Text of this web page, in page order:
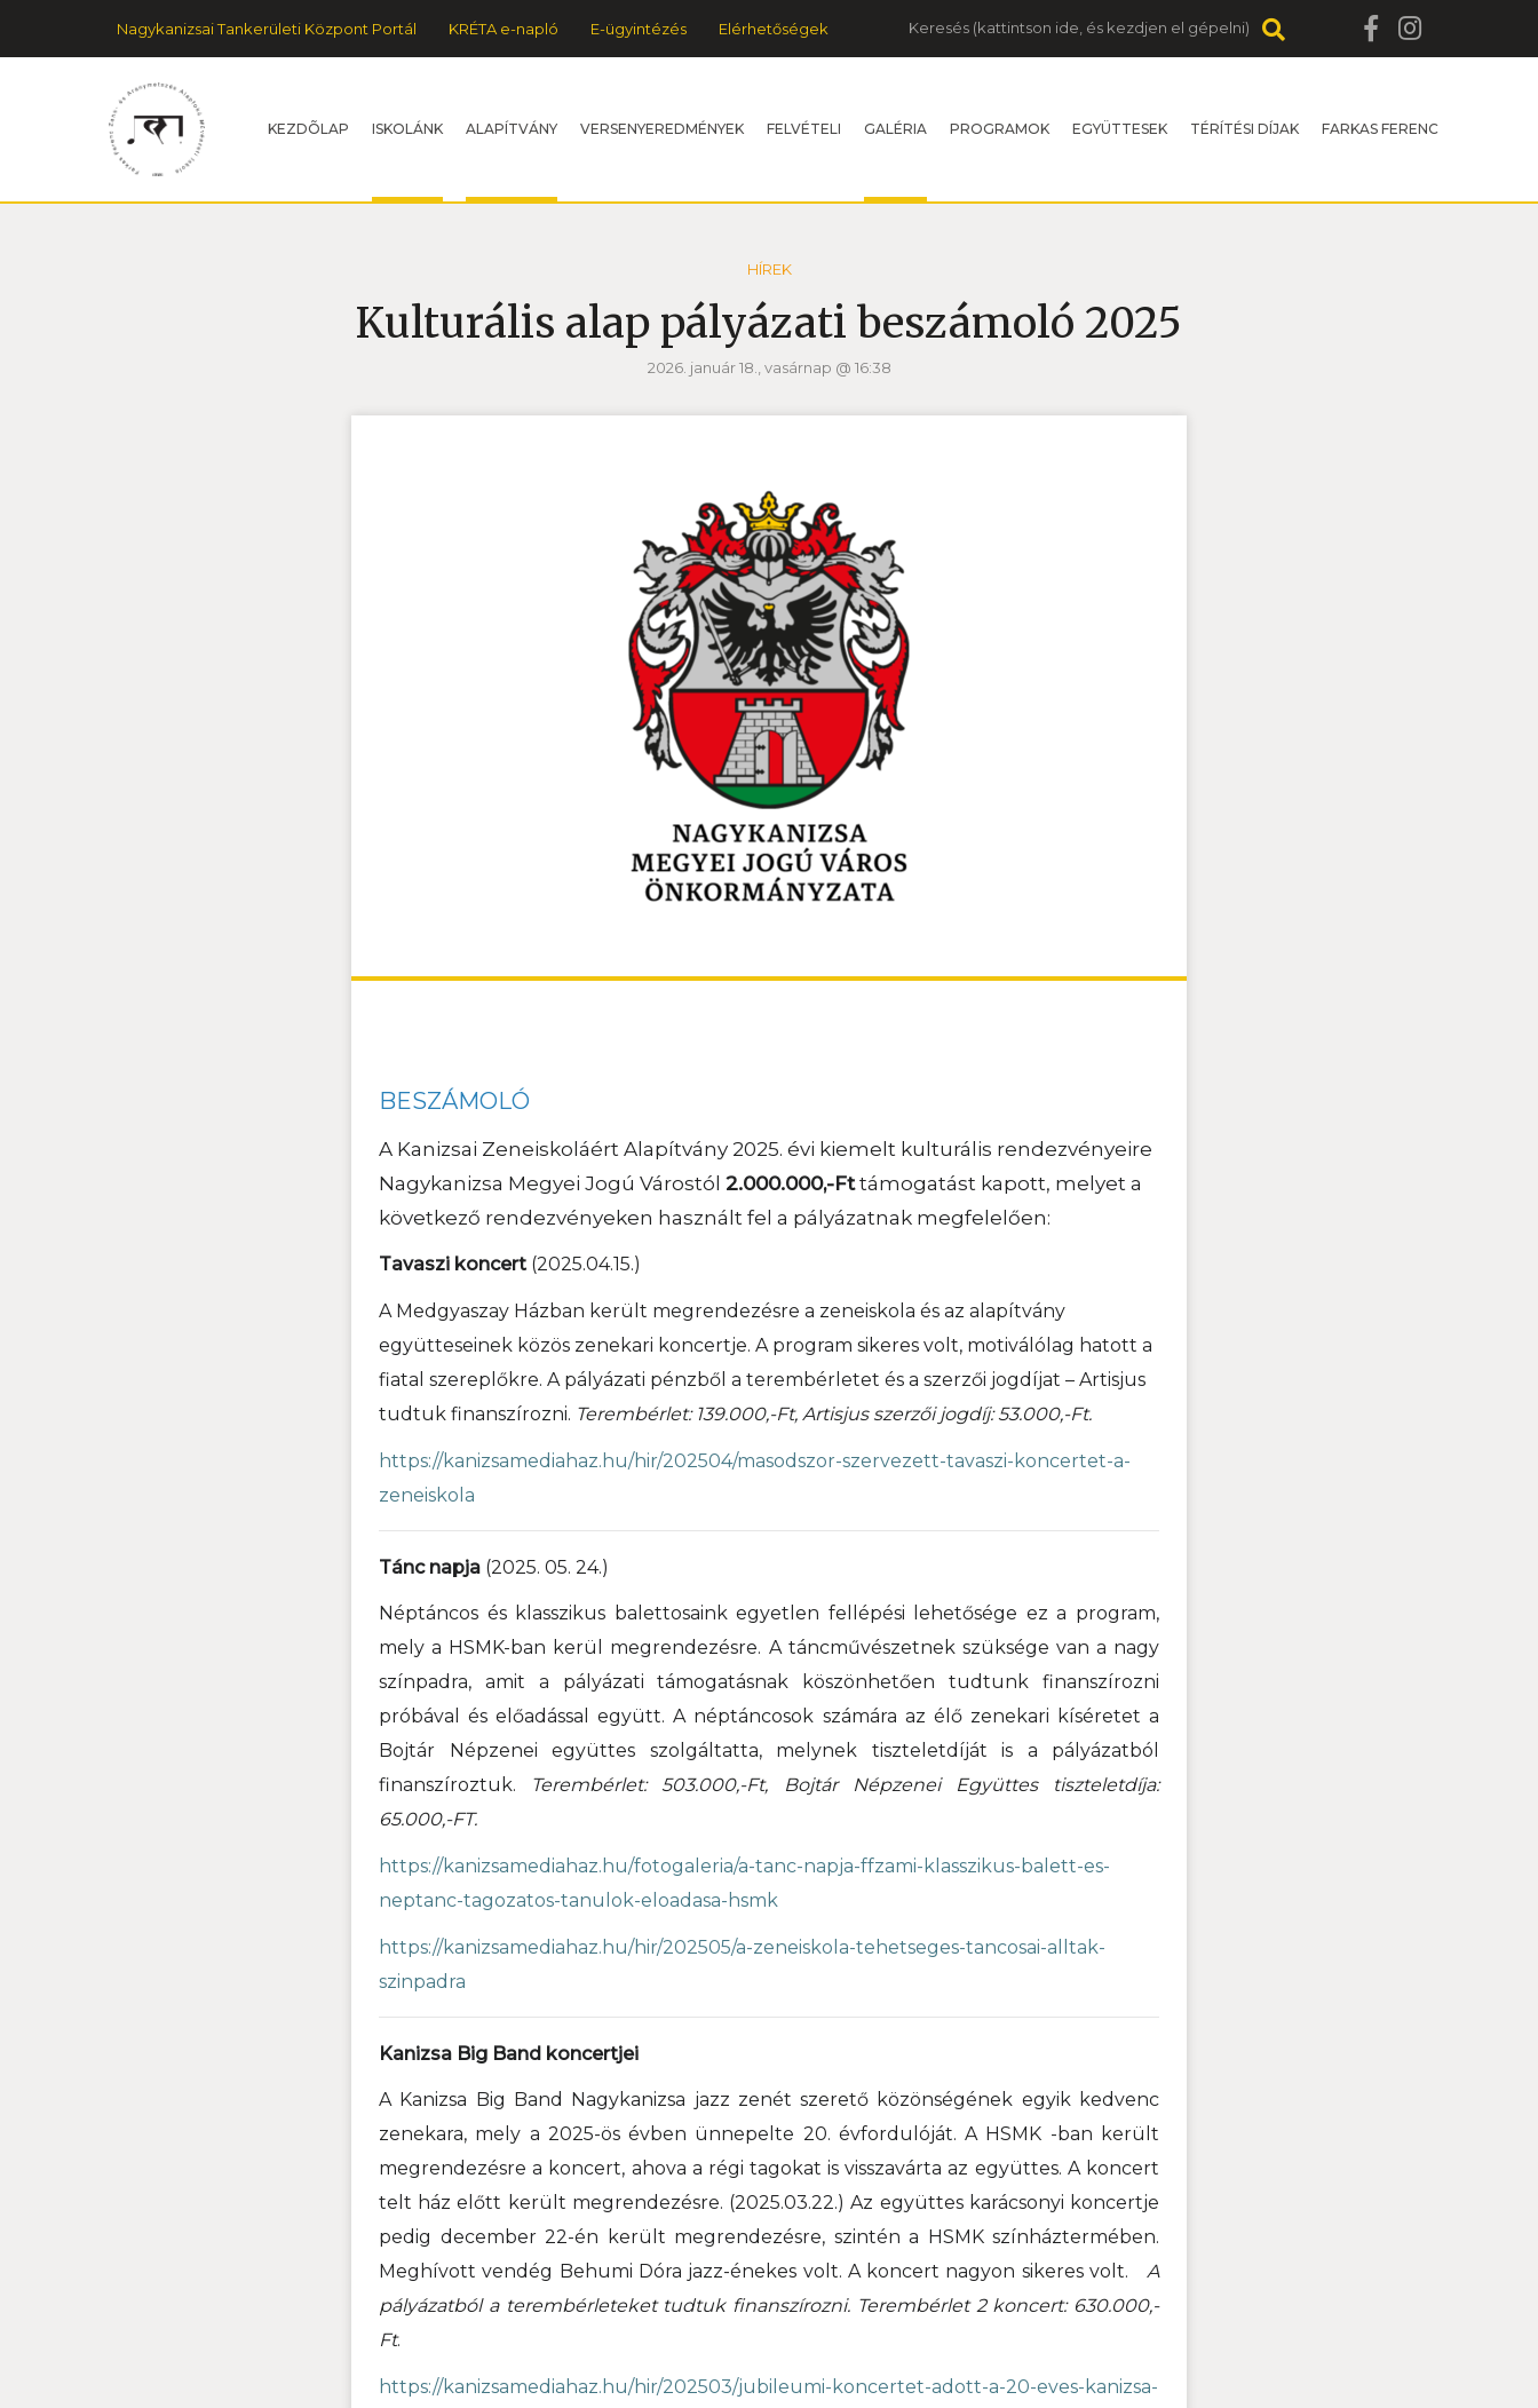
Nagykanizsai Tankerületi Központ Portál KRÉTA e-napló E-ügyintézés Elérhetőségek Keresés
KEZDÕLAP ISKOLÁNK ALAPÍTVÁNY VERSENYEREDMÉNYEK FELVÉTELI GALÉRIA PROGRAMOK EGYÜTTESEK TÉRÍTÉSI DÍJAK FARKAS FERENC
HÍREK
Kulturális alap pályázati beszámoló 2025
2026. január 18., vasárnap @ 16:38
BESZÁMOLÓ
A Kanizsai Zeneiskoláért Alapítvány 2025. évi kiemelt kulturális rendezvényeire
Nagykanizsa Megyei Jogú Várostól 2.000.000,-Fttámogatást kapott, melyet a
következő rendezvényeken használt fel a pályázatnak megfelelően:
Tavaszi koncert (2025.04.15.)
A Medgyaszay Házban került megrendezésre a zeneiskola és az alapítvány
együtteseinek közös zenekari koncertje. A program sikeres volt, motiválólag hatott a
fiatal szereplőkre. A pályázati pénzből a terembérletet és a szerzői jogdíjat – Artisjus
tudtuk finanszírozni. Terembérlet: 139.000,-Ft, Artisjus szerzői jogdíj: 53.000,-Ft.
https://kanizsamediahaz.hu/hir/202504/masodszor-szervezett-tavaszi-koncertet-a-
zeneiskola
Tánc napja (2025. 05. 24.)
Néptáncos és klasszikus balettosaink egyetlen fellépési lehetősége ez a program,
mely a HSMK-ban kerül megrendezésre. A táncművészetnek szüksége van a nagy
színpadra, amit a pályázati támogatásnak köszönhetően tudtunk finanszírozni
próbával és előadással együtt. A néptáncosok számára az élő zenekari kíséretet a
Bojtár Népzenei együttes szolgáltatta, melynek tiszteletdíját is a pályázatból
finanszíroztuk. Terembérlet: 503.000,-Ft, Bojtár Népzenei Együttes tiszteletdíja:
65.000,-FT.
https://kanizsamediahaz.hu/fotogaleria/a-tanc-napja-ffzami-klasszikus-balett-es-
neptanc-tagozatos-tanulok-eloadasa-hsmk
https://kanizsamediahaz.hu/hir/202505/a-zeneiskola-tehetseges-tancosai-alltak-
szinpadra
Kanizsa Big Band koncertjei
A Kanizsa Big Band Nagykanizsa jazz zenét szerető közönségének egyik kedvenc
zenekara, mely a 2025-ös évben ünnepelte 20. évfordulóját. A HSMK -ban került
megrendezésre a koncert, ahova a régi tagokat is visszavárta az együttes. A koncert
telt ház előtt került megrendezésre. (2025.03.22.) Az együttes karácsonyi koncertje
pedig december 22-én került megrendezésre, szintén a HSMK színháztermében.
Meghívott vendég Behumi Dóra jazz-énekes volt. A koncert nagyon sikeres volt.
A
pályázatból a terembérleteket tudtuk finanszírozni. Terembérlet 2 koncert: 630.000,-
Ft.
https://kanizsamediahaz.hu/hir/202503/jubileumi-koncertet-adott-a-20-eves-kanizsa-